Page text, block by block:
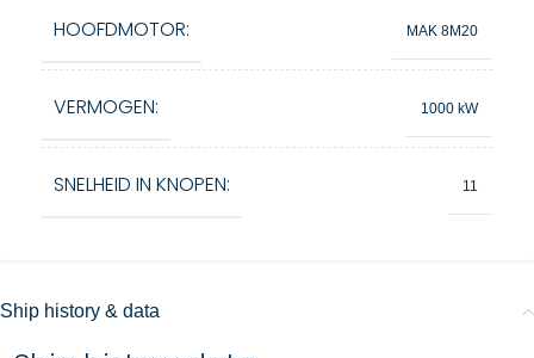
HOOFDMOTOR: MAK 8M20
VERMOGEN: 1000 kW
SNELHEID IN KNOPEN: 11
Ship history & data